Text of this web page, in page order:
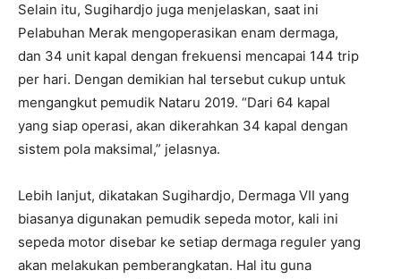
Selain itu, Sugihardjo juga menjelaskan, saat ini
Pelabuhan Merak mengoperasikan enam dermaga,
dan 34 unit kapal dengan frekuensi mencapai 144 trip
per hari. Dengan demikian hal tersebut cukup untuk
mengangkut pemudik Nataru 2019. “Dari 64 kapal
yang siap operasi, akan dikerahkan 34 kapal dengan
sistem pola maksimal,” jelasnya.
Lebih lanjut, dikatakan Sugihardjo, Dermaga VII yang
biasanya digunakan pemudik sepeda motor, kali ini
sepeda motor disebar ke setiap dermaga reguler yang
akan melakukan pemberangkatan. Hal itu guna